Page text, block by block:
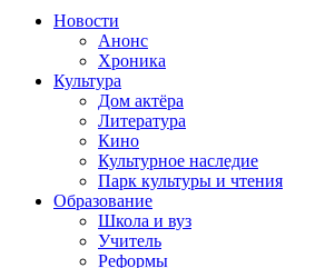
Новости
Анонс
Хроника
Культура
Дом актёра
Литература
Кино
Культурное наследие
Парк культуры и чтения
Образование
Школа и вуз
Учитель
Реформы